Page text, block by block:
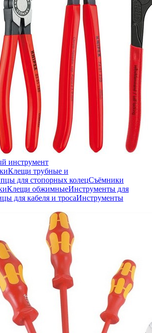
инструмент
Клещи трубные и
для стопорных колецСъёмники
Клещи обжимныеИнструменты для
для кабеля и тросаИнструменты